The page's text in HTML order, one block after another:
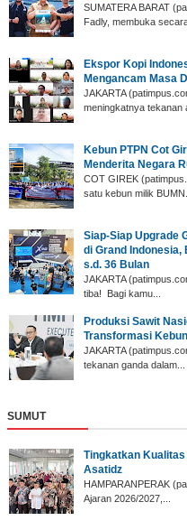
SUMATERA BARAT
Fadly, membuka
Ekspor Kopi
Mengancam Masa
JAKARTA
meningkatnya tekanan
Kebun PTPN Cot
Menderita Negara
COT GIREK
satu kebun milik BUMN...
Siap-Siap Upgrade
di Grand Indonesia,
s.d. 36 Bulan
JAKARTA
tiba! Bagi kamu...
Produksi Sawit
Transformasi
JAKARTA
tekanan ganda dalam...
SUMUT
‎Tingkatkan Kualitas
Asatidz
‎HAMPARANPERAK
Ajaran 2026/2027,...